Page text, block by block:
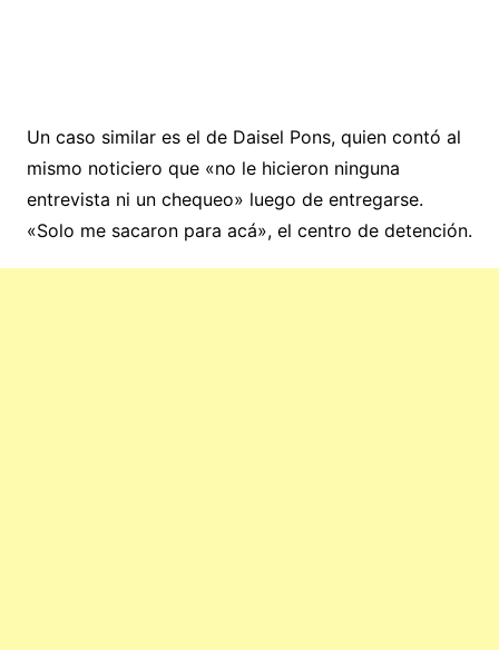
Un caso similar es el de Daisel Pons, quien contó al
mismo noticiero que «no le hicieron ninguna
entrevista ni un chequeo» luego de entregarse.
«Solo me sacaron para acá», el centro de detención.